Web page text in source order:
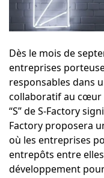
Dès le mois de
entreprises
responsables dans
collaboratif au cœur
“S” de S-Factory
Factory proposera
où les entreprises
entrepôts entre
développement